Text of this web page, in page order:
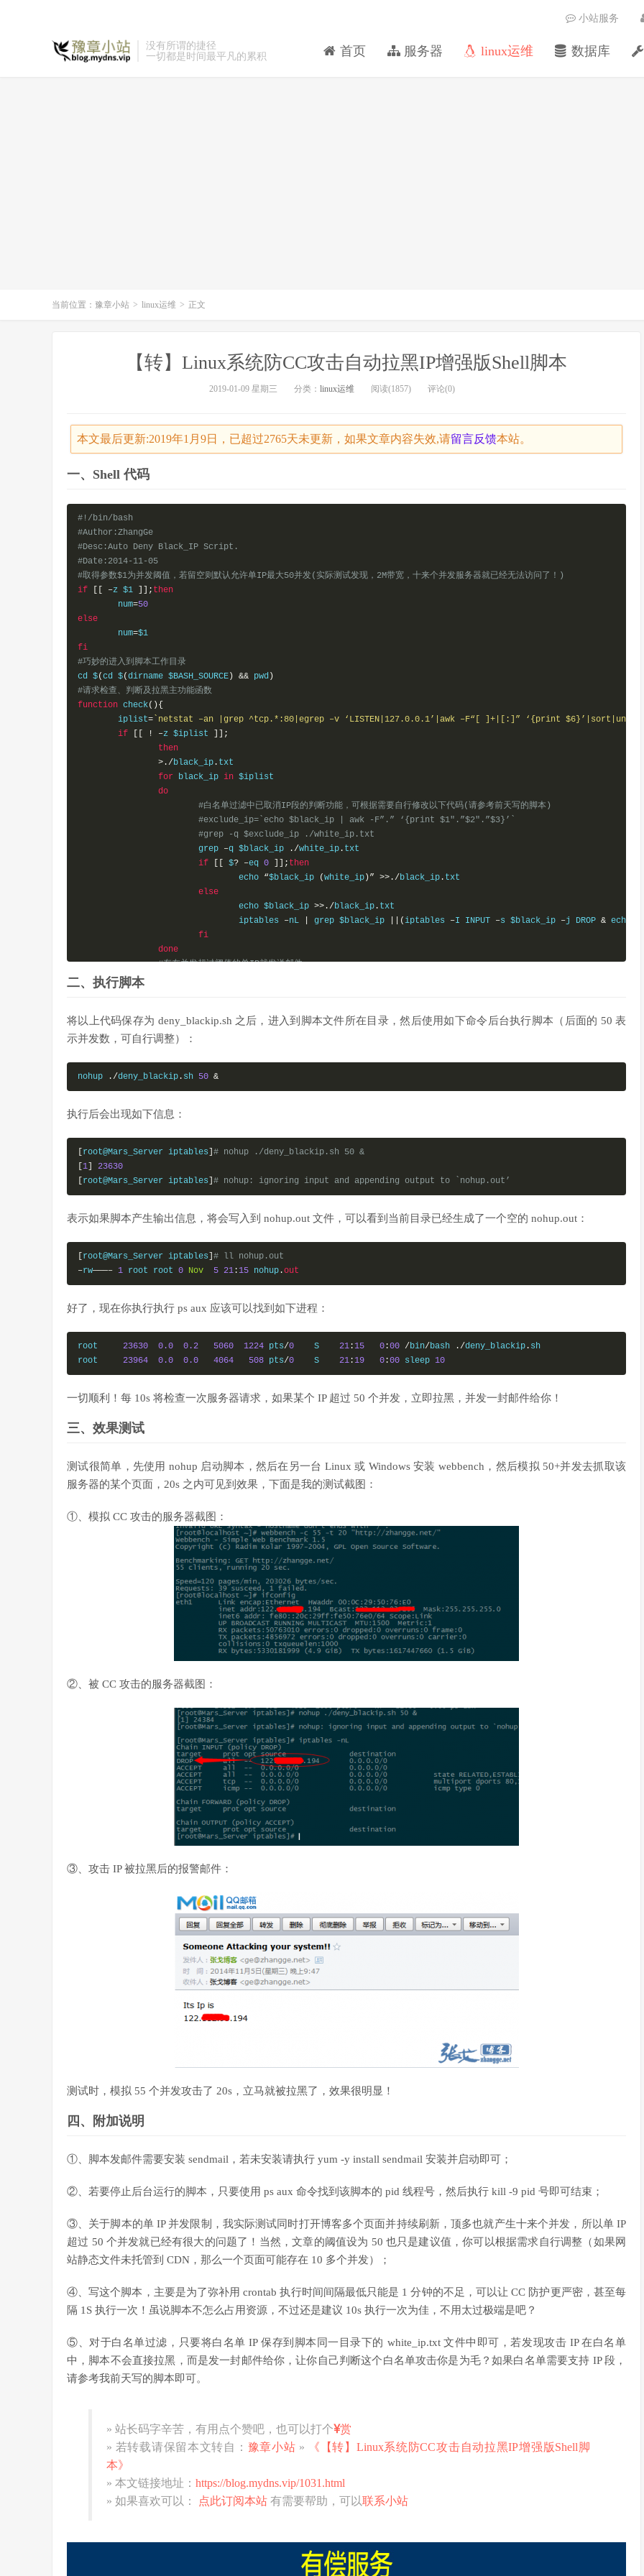
没有所谓的捷径
一切都是时间最平凡的累积
首页 服务器 linux运维 数据库
小站服务
当前位置： 豫章小站 > linux运维 > 正文
【转】Linux系统防CC攻击自动拉黑IP增强版Shell脚本
2019-01-09 星期三 分类： linux运维 阅读(1857) 评论(0)
本文最后更新:2019年1月9日，已超过2765天未更新，如果文章内容失效,请留言反馈本站。
一、Shell 代码
#!/bin/bash
#Author:ZhangGe
#Desc:Auto Deny Black_IP Script.
#Date:2014-11-05
#取得参数$1为并发阈值，若留空则默认允许单IP最大50并发(实际测试发现，2M带宽，十来个并发服务器就已经无法访问了！)
if
–z $1 ]]; then
        num
=50
else
        num
=
fi
#巧妙的进入到脚本工作目录
cd $(cd $(dirname $BASH_SOURCE ) && pwd )
#请求检查、判断及拉黑主功能函数
function check(){
        iplist
= `netstat –an |grep ^tcp.*:80|egrep –v ‘LISTEN|127.0.0.1’|awk –F“[ ]+|[:]” ‘{print
if
! –z $iplist
]];
then
>./black_ip . txt
for black_ip in $iplist
do
#白名单过滤中已取消IP段的判断功能，可根据需要自行修改以下代码(请参考前天写的脚本)
#exclude_ip=`echo $black_ip | awk -F”.” ‘{print $1″.”$2″.”$3}’`
#grep -q $exclude_ip ./white_ip.txt
                        grep
–q $black_ip ./white_ip . txt
if
$? –eq 0 ]]; then
                                echo
“$black_ip (white_ip )” >>./black_ip . txt
else
                                echo $black_ip
>>./black_ip . txt
                                iptables
–nL grep $black_ip ||(iptables –I INPUT –s $black_ip –j DROP & echo
fi
done
#存在并发超过阈值的单IP就发送邮件
#发邮件函数
function
sendmsg(){
        echo
–e “From: 发邮件地址@qq.comnTo:收邮件地址@qq.comnSubject:Someone Attacking your system!!nIts Ip is”
        cat
./ black_ip. txt >>./
/usr/sbin/sendmail –f 发邮件地址@qq.com –t 收邮件地址@qq.com –i <./message
>./
}
#间隔10s无限循环检查函数
while true
do
        check
#每隔10s检查一次，时间可根据需要自定义
done
二、执行脚本
将以上代码保存为 deny_blackip.sh 之后，进入到脚本文件所在目录，然后使用如下命令后台执行脚本（后面的 50 表
示并发数，可自行调整）：
nohup ./deny_blackip . sh 50 &
执行后会出现如下信息：
root@Mars_Server iptables # nohup ./deny_blackip.sh 50 &
1
23630
root@Mars_Server iptables # nohup: ignoring input and appending output to `nohup.out’
表示如果脚本产生输出信息，将会写入到 nohup.out 文件，可以看到当前目录已经生成了一个空的 nohup.out：
root@Mars_Server iptables # ll nohup.out
–rw———– 1 root root 0 Nov 5 21 : 15 nohup .out
好了，现在你执行执行 ps aux 应该可以找到如下进程：
root 23630 0.0 0.2 5060 1224 pts/0
    S
21 : 15 0 :00 /bin/bash ./deny_blackip . sh
root 23964 0.0 0.0 4064 508 pts/0
    S
21 : 19 0 :00 sleep 10
一切顺利！每 10s 将检查一次服务器请求，如果某个 IP 超过 50 个并发，立即拉黑，并发一封邮件给你！
三、效果测试
测试很简单，先使用 nohup 启动脚本，然后在另一台 Linux 或 Windows 安装 webbench，然后模拟 50+并发去抓取该
服务器的某个页面，20s 之内可见到效果，下面是我的测试截图：
①、模拟 CC 攻击的服务器截图：
②、被 CC 攻击的服务器截图：
③、攻击 IP 被拉黑后的报警邮件：
测试时，模拟 55 个并发攻击了 20s，立马就被拉黑了，效果很明显！
四、附加说明
①、脚本发邮件需要安装 sendmail，若未安装请执行 yum -y install sendmail 安装并启动即可；
②、若要停止后台运行的脚本，只要使用 ps aux 命令找到该脚本的 pid 线程号，然后执行 kill -9 pid 号即可结束；
③、关于脚本的单 IP 并发限制，我实际测试同时打开博客多个页面并持续刷新，顶多也就产生十来个并发，所以单 IP
超过 50 个并发就已经有很大的问题了！当然，文章的阈值设为 50 也只是建议值，你可以根据需求自行调整（如果网
站静态文件未托管到 CDN，那么一个页面可能存在 10 多个并发）；
④、写这个脚本，主要是为了弥补用 crontab 执行时间间隔最低只能是 1 分钟的不足，可以让 CC 防护更严密，甚至每
隔 1S 执行一次！虽说脚本不怎么占用资源，不过还是建议 10s 执行一次为佳，不用太过极端是吧？
⑤、对于白名单过滤，只要将白名单 IP 保存到脚本同一目录下的 white_ip.txt 文件中即可，若发现攻击 IP 在白名单
中，脚本不会直接拉黑，而是发一封邮件给你，让你自己判断这个白名单攻击你是为毛？如果白名单需要支持 IP 段，
请参考我前天写的脚本即可。
» 站长码字辛苦，有用点个赞吧，也可以打个 赏
» 若转载请保留本文转自： 豫章小站 »
《【转】Linux系统防CC攻击自动拉黑IP增强版Shell脚
本》
» 本文链接地址： https://blog.mydns.vip/1031.html
» 如果喜欢可以：
点此订阅本站 有需要帮助，可以联系小站